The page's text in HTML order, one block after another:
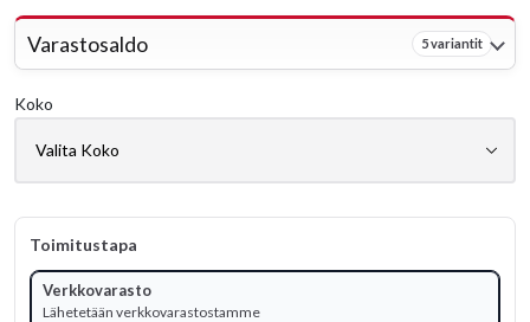
Varastosaldo 5 variantit
Koko
Toimitustapa
Verkkovarasto
Lähetetään verkkovarastostamme